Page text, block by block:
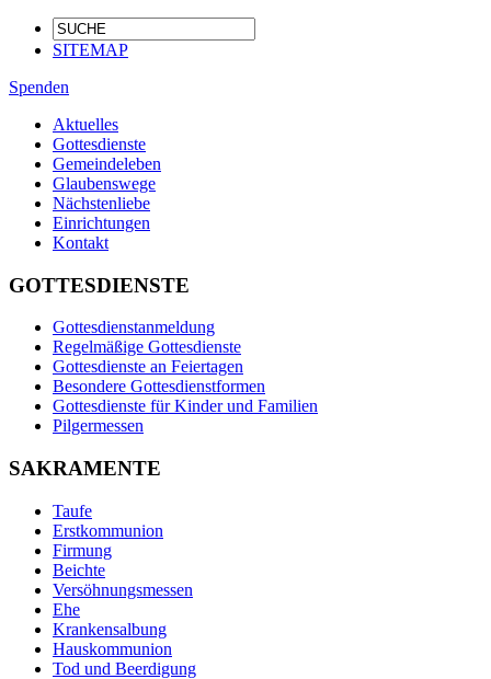
SITEMAP
Spenden
Aktuelles
Gottesdienste
Gemeindeleben
Glaubenswege
Nächstenliebe
Einrichtungen
Kontakt
GOTTESDIENSTE
Gottesdienstanmeldung
Regelmäßige Gottesdienste
Gottesdienste an Feiertagen
Besondere Gottesdienstformen
Gottesdienste für Kinder und Familien
Pilgermessen
SAKRAMENTE
Taufe
Erstkommunion
Firmung
Beichte
Versöhnungsmessen
Ehe
Krankensalbung
Hauskommunion
Tod und Beerdigung